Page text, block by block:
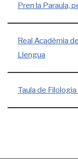
Pren la Paraula,
Real Acadèmia
Llengua
Taula de